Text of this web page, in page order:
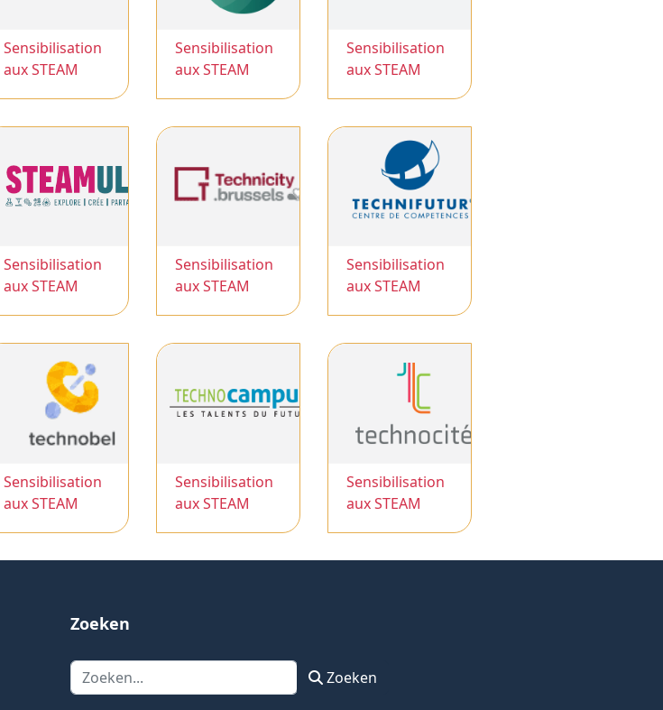
Sensibilisation
aux STEAM
Sensibilisation
aux STEAM
Sensibilisation
aux STEAM
Sensibilisation
aux STEAM
Sensibilisation
aux STEAM
Sensibilisation
aux STEAM
Sensibilisation
aux STEAM
Sensibilisation
aux STEAM
Sensibilisation
aux STEAM
Zoeken
Zoeken Zoeken